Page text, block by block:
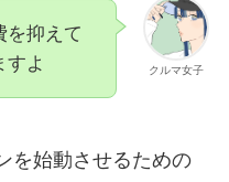
クルマ女子
を抑えて
よ
を始動させるための